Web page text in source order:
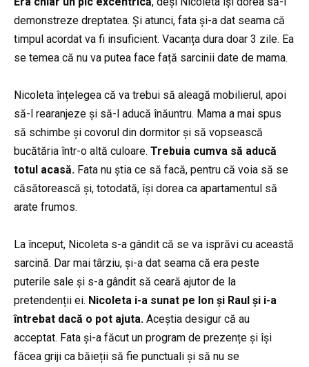
demonstreze dreptatea. Și atunci, fata și-a dat seama că
timpul acordat va fi insuficient. Vacanța dura doar 3 zile. Ea
se temea că nu va putea face față sarcinii date de mama.
Nicoleta înțelegea că va trebui să aleagă mobilierul, apoi
să-l rearanjeze și să-l aducă înăuntru. Mama a mai spus
să schimbe și covorul din dormitor și să vopsească
bucătăria într-o altă culoare. Trebuia cumva să aducă
totul acasă. Fata nu știa ce să facă, pentru că voia să se
căsătorească și, totodată, își dorea ca apartamentul să
arate frumos.
La început, Nicoleta s-a gândit că se va isprăvi cu această
sarcină. Dar mai târziu, și-a dat seama că era peste
puterile sale și s-a gândit să ceară ajutor de la
pretendenții ei. Nicoleta i-a sunat pe Ion și Raul și i-a
întrebat dacă o pot ajuta. Aceștia desigur că au
acceptat. Fata și-a făcut un program de prezențe și își
făcea griji ca băieții să fie punctuali și să nu se